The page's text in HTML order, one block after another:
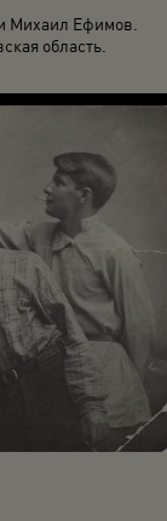
Михаил Ефимов.
область.